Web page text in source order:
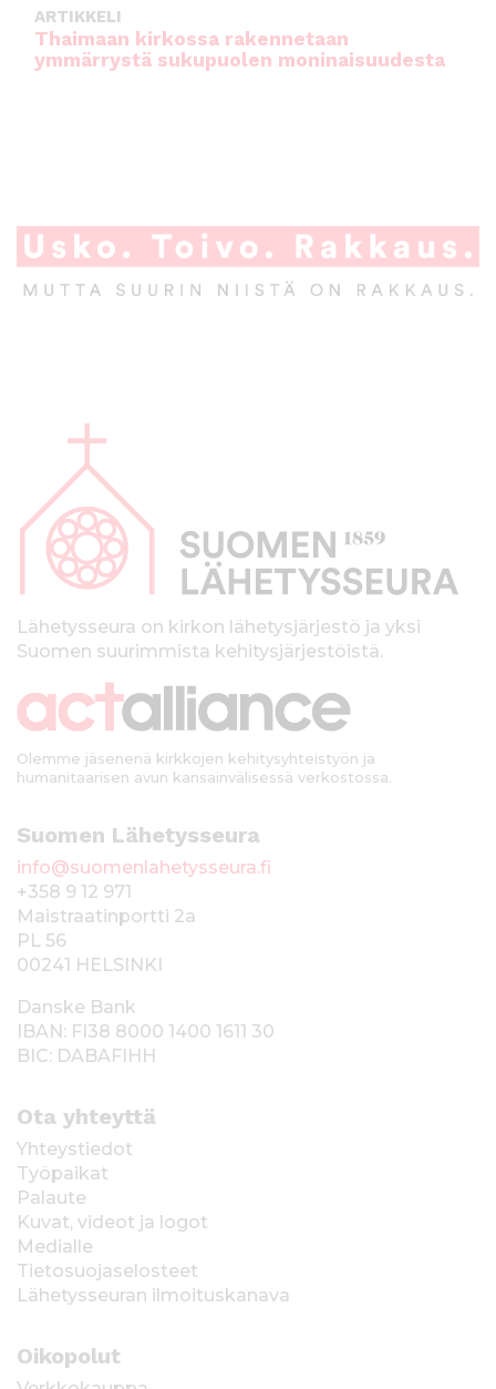
ARTIKKELI
Thaimaan kirkossa rakennetaan
ymmärrystä sukupuolen moninaisuudesta
p
kLähetysseura on kirkon lähetysjärjestö ja yksi
Suomen suurimmista kehitysjärjestöistä.
Olemme jäsenenä kirkkojen kehitysyhteistyön ja
humanitaarisen avun kansainvälisessä verkostossa.
Suomen Lähetysseura
info@suomenlahetysseura.fi
+358 9 12 971
Maistraatinportti 2a
PL 56
00241 HELSINKI
Danske Bank
IBAN: FI38 8000 1400 1611 30
BIC: DABAFIHH
Ota yhteyttä
Yhteystiedot
Työpaikat
Palaute
Kuvat, videot ja logot
Medialle
Tietosuojaselosteet
Lähetysseuran ilmoituskanava
Oikopolut